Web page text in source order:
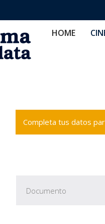
HOME
Completa tus datos